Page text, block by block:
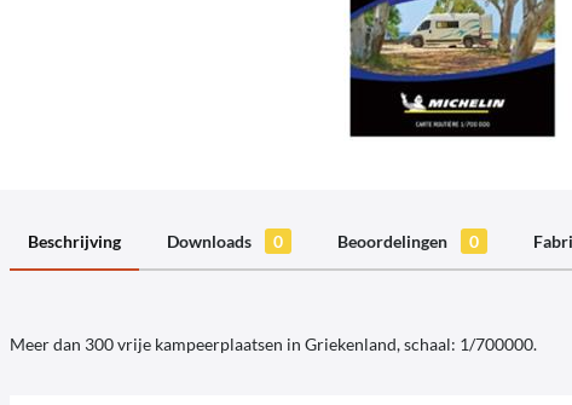
Beschrijving Downloads 0 Beoordelingen 0
Meer dan 300 vrije kampeerplaatsen in Griekenland, schaal: 1/700000.